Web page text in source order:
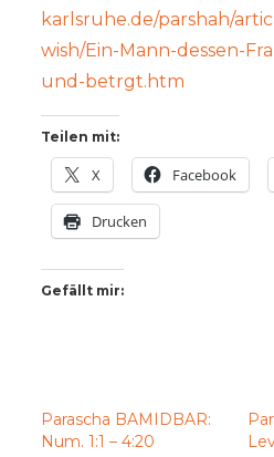
karlsruhe.de/parshah/
wish/Ein-Mann-dessen-
und-betrgt.htm
Teilen mit:
X Facebook
Drucken
Gefällt mir:
Parascha BAMIDBAR:
Num. 1:1 – 4:20